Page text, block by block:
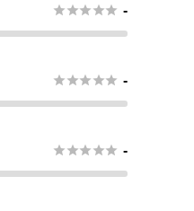
 -
 -
 -